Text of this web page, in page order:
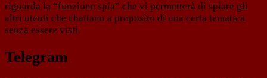
riguarda la “funzione spia” che vi permetterà di spiare gli
altri utenti che chattano a proposito di una certa tematica
senza essere visti.
Telegram